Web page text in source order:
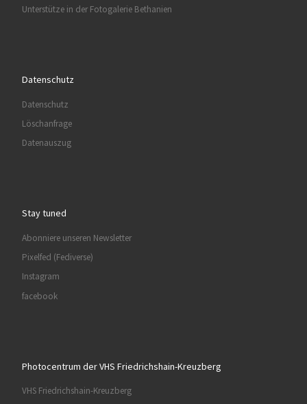
Unterstütze in der Fotogalerie Bethanien
Datenschutz
Datenschutz
Löschanfrage
Datenauszug
Stay tuned
Abonniere unseren Newsletter
Pixelfed (Fediverse)
Instagram
facebook
Photocentrum der VHS Friedrichshain-Kreuzberg
VHS Friedrichshain-Kreuzberg